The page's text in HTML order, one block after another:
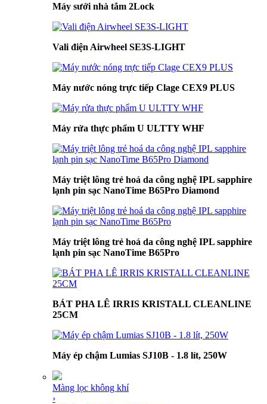
Máy sưởi nhà tắm 2Lock
Vali điện Airwheel SE3S-LIGHT
Máy nước nóng trực tiếp Clage CEX9 PLUS
Máy rửa thực phẩm U ULTTY WHF
Máy triệt lông trẻ hoá da công nghệ IPL sapphire
lạnh pin sạc NanoTime B65Pro Diamond
Máy triệt lông trẻ hoá da công nghệ IPL sapphire
lạnh pin sạc NanoTime B65Pro
BÁT PHA LÊ IRRIS KRISTALL CLEANLINE
25CM
Máy ép chậm Lumias SJ10B - 1.8 lít, 250W
Màng lọc không khí
›